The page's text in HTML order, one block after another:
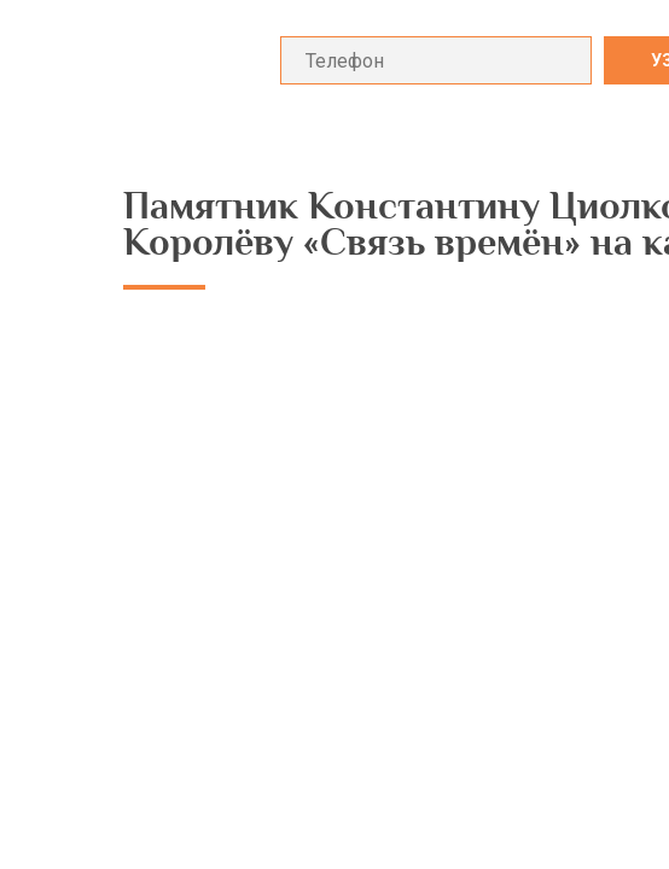
Памятник Константину
Королёву «Связь времён» на